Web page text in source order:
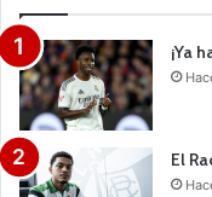
¡Ya
El